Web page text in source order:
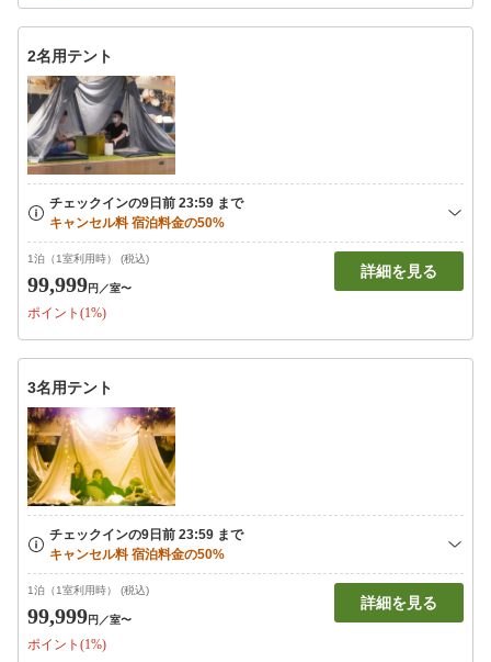
2名用テント
1泊（1室利用時） (税込)
99,999円 ／室〜
ポイント(1%)
詳細を見る
3名用テント
1泊（1室利用時） (税込)
99,999円 ／室〜
ポイント(1%)
詳細を見る